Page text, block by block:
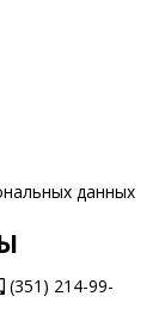
данных
(351) 214-99-